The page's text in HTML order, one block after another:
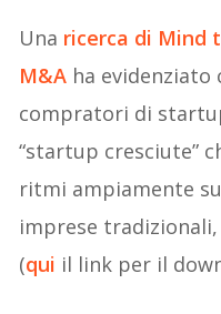
Una ricerca di Mind
M&A ha
compratori di
“startup cresciute”
ritmi ampiamente
imprese
(qui il link per il